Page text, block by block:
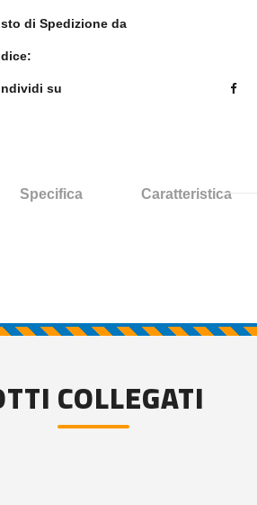
di Spedizione da
su
Specifica Caratteristica
COLLEGATI